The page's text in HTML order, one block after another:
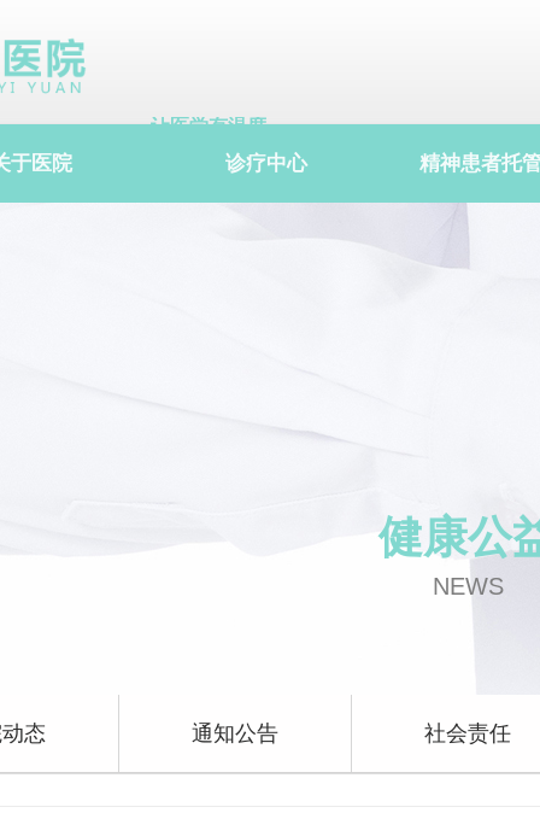
让医学有温度
让医患有情谊
于医院 诊疗中心 精神患者托
健康公
NEWS
态 通知公告 社会责任